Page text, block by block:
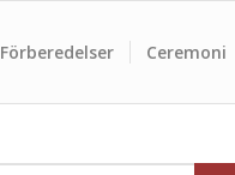
Förberedelser Ceremoni